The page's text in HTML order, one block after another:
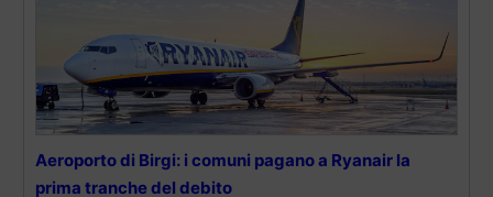
Aeroporto di Birgi: i comuni pagano a Ryanair la
prima tranche del debito